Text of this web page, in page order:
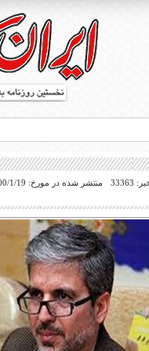
بریل در جهان
منتشر شده در مورخ: 1400/1/19